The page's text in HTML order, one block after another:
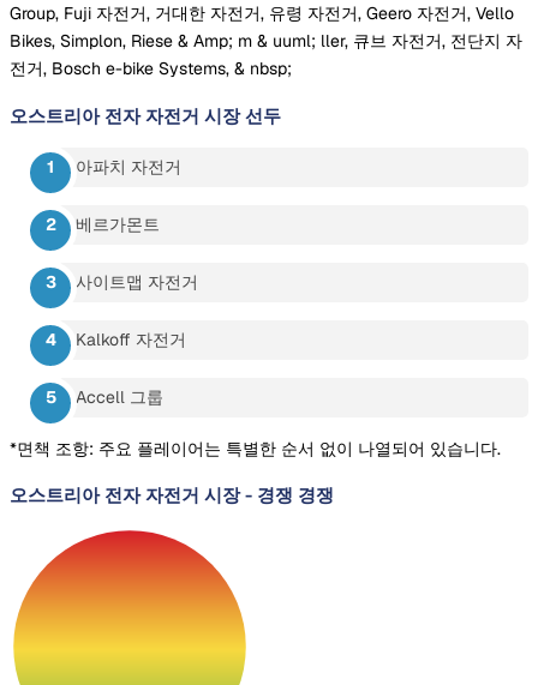
Group, Fuji 자전거, 거대한 자전거, 유령 자전거, Geero 자전거, Vello
Bikes, Simplon, Riese & Amp; m & uuml; ller, 큐브 자전거, 전단지 자
전거, Bosch e-bike Systems, & nbsp;
오스트리아 전자 자전거 시장 선두
아파치 자전거
베르가몬트
사이트맵 자전거
Kalkoff 자전거
Accell 그룹
*면책 조항: 주요 플레이어는 특별한 순서 없이 나열되어 있습니다.
오스트리아 전자 자전거 시장- 경쟁 경쟁